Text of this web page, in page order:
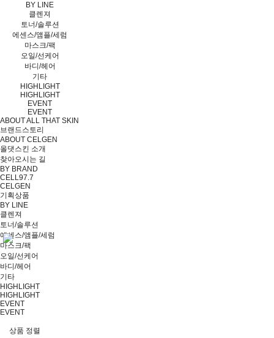
BY LINE
클렌져
토너/솔루션
에센스/앰플/세럼
마스크/팩
오일/선케어
바디/헤어
기타
HIGHLIGHT
HIGHLIGHT
EVENT
EVENT
ABOUT ALL THAT SKIN
브랜드스토리
ABOUT CELGEN
올댓스킨 소개
찾아오시는 길
BY BRAND
CELL97.7
CELGEN
기획상품
BY LINE
클렌져
토너/솔루션
에센스/앰플/세럼
마스크/팩
오일/선케어
바디/헤어
기타
HIGHLIGHT
HIGHLIGHT
EVENT
EVENT
상품 정렬